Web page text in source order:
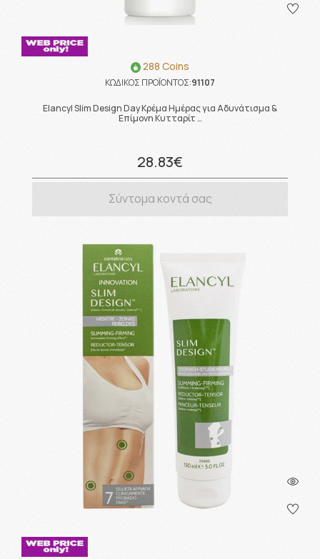
288 Coins
ΚΩΔΙΚΟΣ ΠΡΟΪΟΝΤΟΣ:91107
Elancyl Slim Design Day Κρέμα Ημέρας για Αδυνάτισμα &
Επίμονη Κυτταρίτ …
28.83€
Σύντομα κοντά σας